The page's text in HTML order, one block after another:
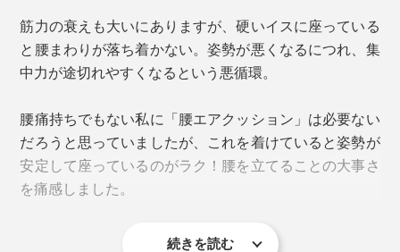
イスに直接装着すれば、背もたれがクッション化！
腰に負担がかかりやすい新幹線や飛行機、長距離バスで
の移動時、長時間ドライブでも、荷物がかさばらず快
適。
筋力の衰えも大いにありますが、硬いイスに座っている
と腰まわりが落ち着かない。姿勢が悪くなるにつれ、集
中力が途切れやすくなるという悪循環。
腰痛持ちでもない私に「腰エアクッション」は必要ない
だろうと思っていましたが、これを着けていると姿勢が
安定して座っているのがラク！腰を立てることの大事さ
を痛感しました。
続きを読む